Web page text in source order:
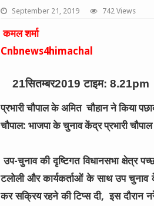
September 21, 2019 742 Views
कमल शर्मा
Cnbnews4himachal
21सितम्बर2019 टाइम: 8.21pm
प्रभारी चौपाल के अमित चौहान ने किया
चौपाल: भाजपा के चुनाव केंद्र प्रभारी
उप-चुनाव की दृष्टिगत विधानसभा क्षेत्र
टलोली और कार्यकर्ताओं के साथ उप चुनाव
कर सक्रिय रहने की टिप्स दी, इस दौरान